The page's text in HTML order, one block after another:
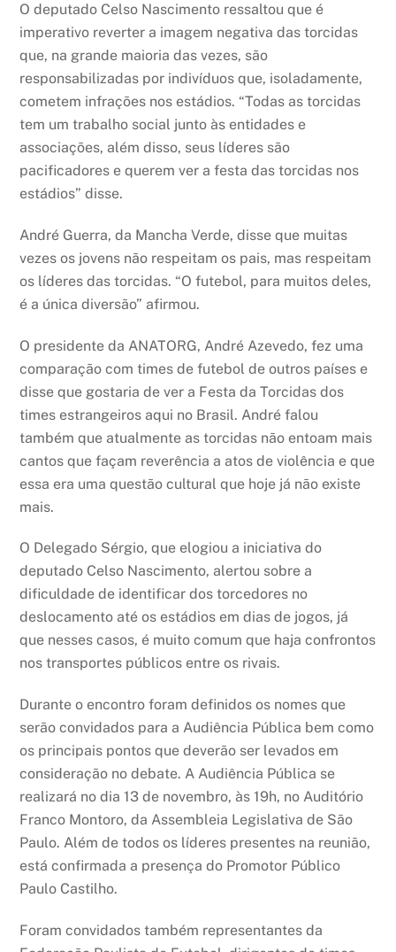
O deputado Celso Nascimento ressaltou que é
imperativo reverter a imagem negativa das torcidas
que, na grande maioria das vezes, são
responsabilizadas por indivíduos que, isoladamente,
cometem infrações nos estádios. “Todas as torcidas
tem um trabalho social junto às entidades e
associações, além disso, seus líderes são
pacificadores e querem ver a festa das torcidas nos
estádios” disse.
André Guerra, da Mancha Verde, disse que muitas
vezes os jovens não respeitam os pais, mas respeitam
os líderes das torcidas. “O futebol, para muitos deles,
é a única diversão” afirmou.
O presidente da ANATORG, André Azevedo, fez uma
comparação com times de futebol de outros países e
disse que gostaria de ver a Festa da Torcidas dos
times estrangeiros aqui no Brasil. André falou
também que atualmente as torcidas não entoam mais
cantos que façam reverência a atos de violência e que
essa era uma questão cultural que hoje já não existe
mais.
O Delegado Sérgio, que elogiou a iniciativa do
deputado Celso Nascimento, alertou sobre a
dificuldade de identificar dos torcedores no
deslocamento até os estádios em dias de jogos, já
que nesses casos, é muito comum que haja confrontos
nos transportes públicos entre os rivais.
Durante o encontro foram definidos os nomes que
serão convidados para a Audiência Pública bem como
os principais pontos que deverão ser levados em
consideração no debate. A Audiência Pública se
realizará no dia 13 de novembro, às 19h, no Auditório
Franco Montoro, da Assembleia Legislativa de São
Paulo. Além de todos os líderes presentes na reunião,
está confirmada a presença do Promotor Público
Paulo Castilho.
Foram convidados também representantes da